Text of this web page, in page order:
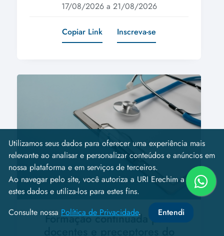
17/08/2026 a 21/08/2026
Copiar Link Inscreva-se
Formação continuada para
Utilizamos seus dados para oferecer uma experiência mais
relevante ao analisar e personalizar conteúdos e anúncios em
nossa plataforma e em serviços de terceiros.
Ao navegar pelo site, você autoriza a URI Erechim a coletar
estes dados e utiliza-los para estes fins.
Consulte nossa Política de Privacidade. Entendi